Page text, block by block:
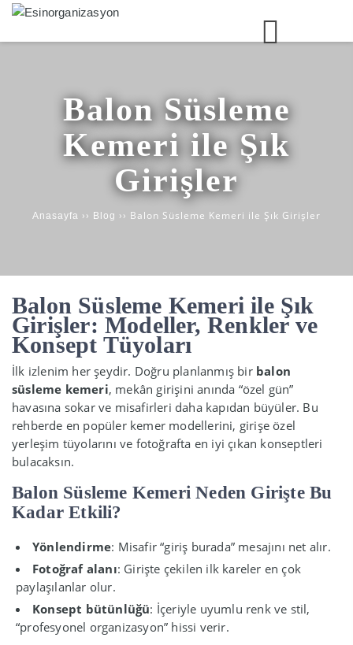
Balon Süsleme
Kemeri ile Şık
Girişler
Anasayfa ›› Blog ›› Balon Süsleme Kemeri ile Şık Girişler
Balon Süsleme Kemeri ile Şık
Girişler: Modeller, Renkler ve
Konsept Tüyoları
İlk izlenim her şeydir. Doğru planlanmış bir balon
süsleme kemeri, mekân girişini anında “özel gün”
havasına sokar ve misafirleri daha kapıdan büyüler. Bu
rehberde en popüler kemer modellerini, girişe özel
yerleşim tüyolarını ve fotoğrafta en iyi çıkan konseptleri
bulacaksın.
Balon Süsleme Kemeri Neden Girişte Bu
Kadar Etkili?
Yönlendirme: Misafir “giriş burada” mesajını net alır.
Fotoğraf alanı: Girişte çekilen ilk kareler en çok
paylaşılanlar olur.
Konsept bütünlüğü: İçeriyle uyumlu renk ve stil,
“profesyonel organizasyon” hissi verir.